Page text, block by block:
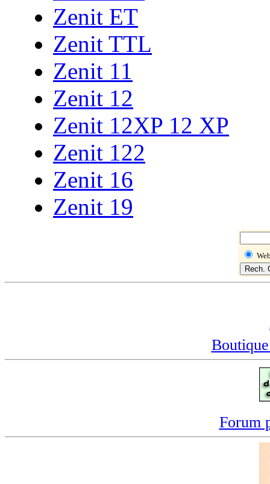
Zenit ET
Zenit TTL
Zenit 11
Zenit 12
Zenit 12XP 12 XP
Zenit 122
Zenit 16
Zenit 19
Forum